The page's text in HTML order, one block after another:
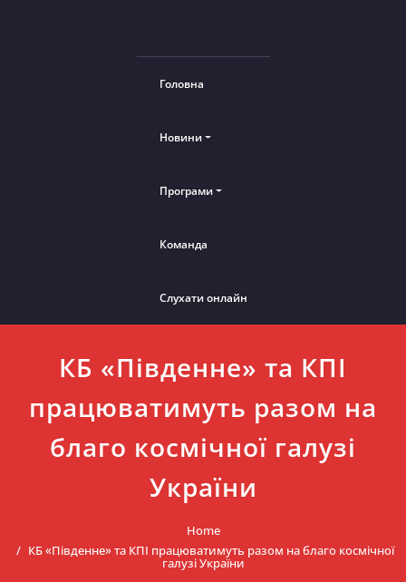
Головна
Новини
Програми
Команда
Слухати онлайн
КБ «Південне» та КПІ
працюватимуть разом на
благо космічної галузі
України
Home
КБ «Південне» та КПІ працюватимуть разом на благо космічної
галузі України